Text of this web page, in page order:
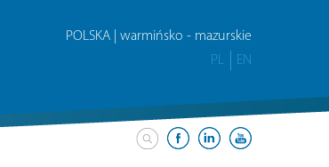
POLSKA | warmińsko - mazurskie
PL
EN